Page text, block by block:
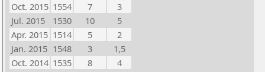
Oct. 2015 1554 7
3
Jul. 2015
1530 10
5
Apr. 2015 1514 5
2
Jan. 2015 1548 3
1,5
Oct. 2014 1535 8
4